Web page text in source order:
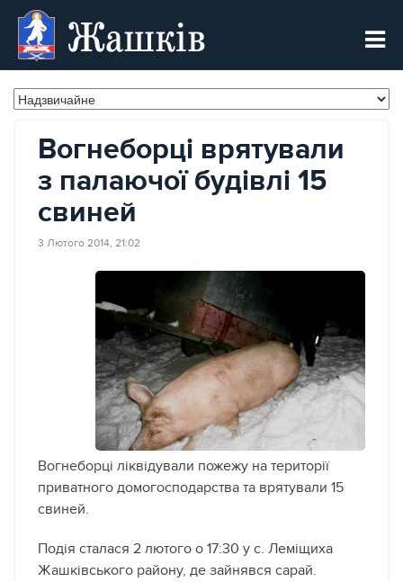
Жашків
Вогнеборці врятували
з палаючої будівлі 15
свиней
3 Лютого 2014, 21:02
Вогнеборці ліквідували пожежу на території
приватного домогосподарства та врятували 15
свиней.
Подія сталася 2 лютого о 17:30 у с. Леміщиха
Жашківського району, де зайнявся сарай.